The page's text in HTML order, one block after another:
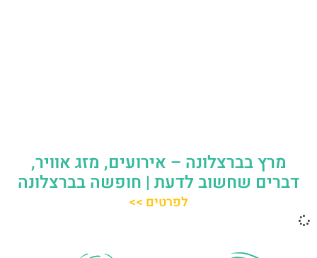
מרץ בברצלונה – אירועים, מזג אוויר,
דברים שחשוב לדעת | חופשה בברצלונה
לפרטים >>